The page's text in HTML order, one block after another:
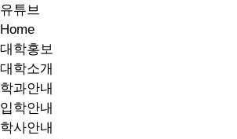
유튜브
Home
대학홍보
대학소개
학과안내
입학안내
학사안내